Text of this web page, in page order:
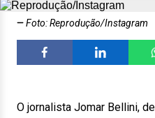
Foto: Reprodução/Instagram
O jornalista Jomar Bellini,